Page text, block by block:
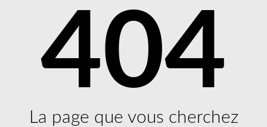
404
La page que vous cherchez